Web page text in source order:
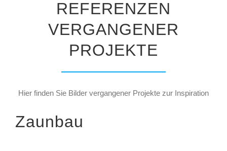
REFERENZEN
VERGANGENER
PROJEKTE
Hier finden Sie Bilder vergangener Projekte zur Inspiration
Zaunbau